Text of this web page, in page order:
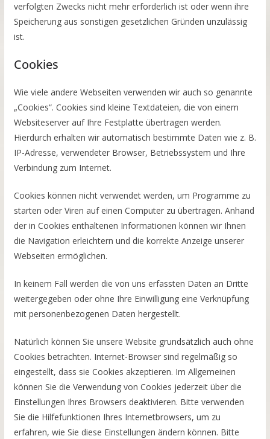
verfolgten Zwecks nicht mehr erforderlich ist oder wenn ihre
Speicherung aus sonstigen gesetzlichen Gründen unzulässig
ist.
Cookies
Wie viele andere Webseiten verwenden wir auch so genannte
„Cookies“. Cookies sind kleine Textdateien, die von einem
Websiteserver auf Ihre Festplatte übertragen werden.
Hierdurch erhalten wir automatisch bestimmte Daten wie z. B.
IP-Adresse, verwendeter Browser, Betriebssystem und Ihre
Verbindung zum Internet.
Cookies können nicht verwendet werden, um Programme zu
starten oder Viren auf einen Computer zu übertragen. Anhand
der in Cookies enthaltenen Informationen können wir Ihnen
die Navigation erleichtern und die korrekte Anzeige unserer
Webseiten ermöglichen.
In keinem Fall werden die von uns erfassten Daten an Dritte
weitergegeben oder ohne Ihre Einwilligung eine Verknüpfung
mit personenbezogenen Daten hergestellt.
Natürlich können Sie unsere Website grundsätzlich auch ohne
Cookies betrachten. Internet-Browser sind regelmäßig so
eingestellt, dass sie Cookies akzeptieren. Im Allgemeinen
können Sie die Verwendung von Cookies jederzeit über die
Einstellungen Ihres Browsers deaktivieren. Bitte verwenden
Sie die Hilfefunktionen Ihres Internetbrowsers, um zu
erfahren, wie Sie diese Einstellungen ändern können. Bitte